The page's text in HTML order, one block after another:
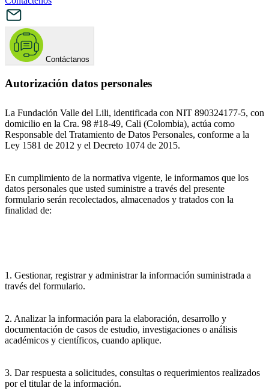
Contáctanos
Autorización datos personales
La Fundación Valle del Lili, identificada con NIT 890324177-5, con
domicilio en la Cra. 98 #18-49, Cali (Colombia), actúa como
Responsable del Tratamiento de Datos Personales, conforme a la
Ley 1581 de 2012 y el Decreto 1074 de 2015.
En cumplimiento de la normativa vigente, le informamos que los
datos personales que usted suministre a través del presente
formulario serán recolectados, almacenados y tratados con la
finalidad de:
1. Gestionar, registrar y administrar la información suministrada a
través del formulario.
2. Analizar la información para la elaboración, desarrollo y
documentación de casos de estudio, investigaciones o análisis
académicos y científicos, cuando aplique.
3. Dar respuesta a solicitudes, consultas o requerimientos realizados
por el titular de la información.